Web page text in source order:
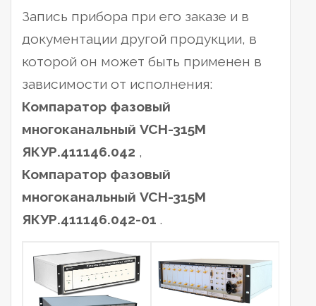
Запись прибора при его заказе и в
документации другой продукции, в
которой он может быть применен в
зависимости от исполнения:
Компаратор фазовый
многоканальный VCH-315M
ЯКУР.411146.042 ,
Компаратор фазовый
многоканальный VCH-315M
ЯКУР.411146.042-01 .